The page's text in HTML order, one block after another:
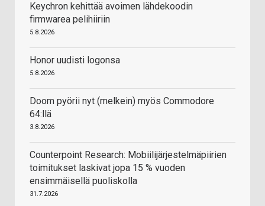
Keychron kehittää avoimen lähdekoodin
firmwarea pelihiiriin
5.8.2026
Honor uudisti logonsa
5.8.2026
Doom pyörii nyt (melkein) myös Commodore
64:llä
3.8.2026
Counterpoint Research: Mobiilijärjestelmäpiirien
toimitukset laskivat jopa 15 % vuoden
ensimmäisellä puoliskolla
31.7.2026